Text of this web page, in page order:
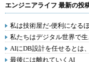
エンジニアライフ 最新の投
私は技術屋だ-便利になる
私たちはデジタル世界で
AIにDB設計を任せるとは
最後には離れていくAI